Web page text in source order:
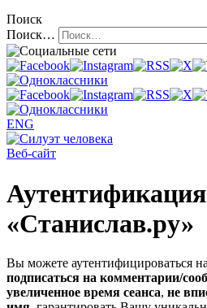
Поиск
Поиск…
ENG
Веб-сайт
«Станислав.ру»
Вы можете аутентифицироваться
подписаться на комментарии/
увеличенное время сеанса, не